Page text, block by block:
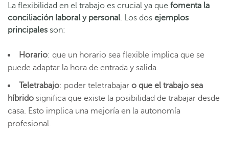
La flexibilidad en el trabajo es crucial ya que fomenta la
conciliación laboral y personal. Los dos ejemplos
principales son:
Horario: que un horario sea flexible implica que se
puede adaptar la hora de entrada y salida.
Teletrabajo: poder teletrabajar o que el trabajo sea
híbrido significa que existe la posibilidad de trabajar desde
casa. Esto implica una mejoría en la autonomía
profesional.